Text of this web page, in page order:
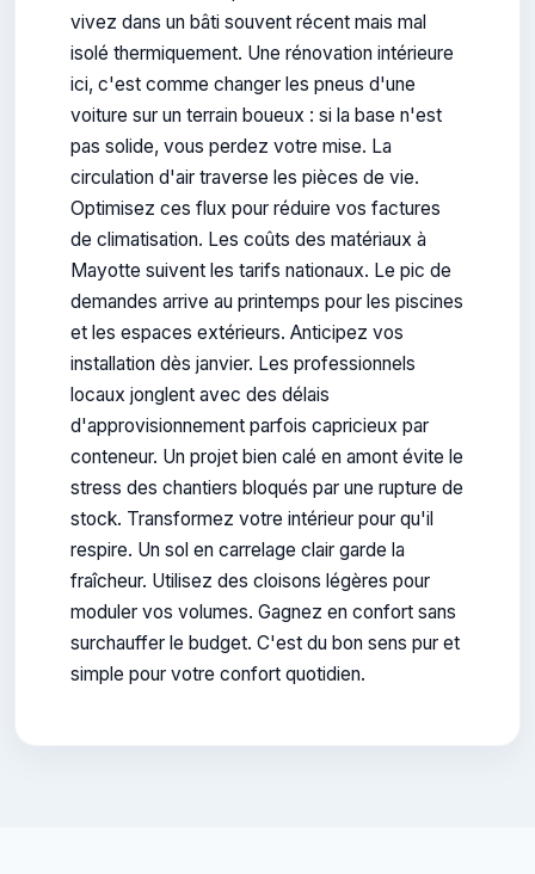
vivez dans un bâti souvent récent mais mal
isolé thermiquement. Une rénovation intérieure
ici, c'est comme changer les pneus d'une
voiture sur un terrain boueux : si la base n'est
pas solide, vous perdez votre mise. La
circulation d'air traverse les pièces de vie.
Optimisez ces flux pour réduire vos factures
de climatisation. Les coûts des matériaux à
Mayotte suivent les tarifs nationaux. Le pic de
demandes arrive au printemps pour les piscines
et les espaces extérieurs. Anticipez vos
installation dès janvier. Les professionnels
locaux jonglent avec des délais
d'approvisionnement parfois capricieux par
conteneur. Un projet bien calé en amont évite le
stress des chantiers bloqués par une rupture de
stock. Transformez votre intérieur pour qu'il
respire. Un sol en carrelage clair garde la
fraîcheur. Utilisez des cloisons légères pour
moduler vos volumes. Gagnez en confort sans
surchauffer le budget. C'est du bon sens pur et
simple pour votre confort quotidien.